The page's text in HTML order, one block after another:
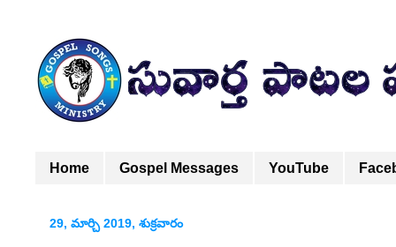
Home Gospel Messages YouTube
29, మార్చి 2019, శుక్రవారం